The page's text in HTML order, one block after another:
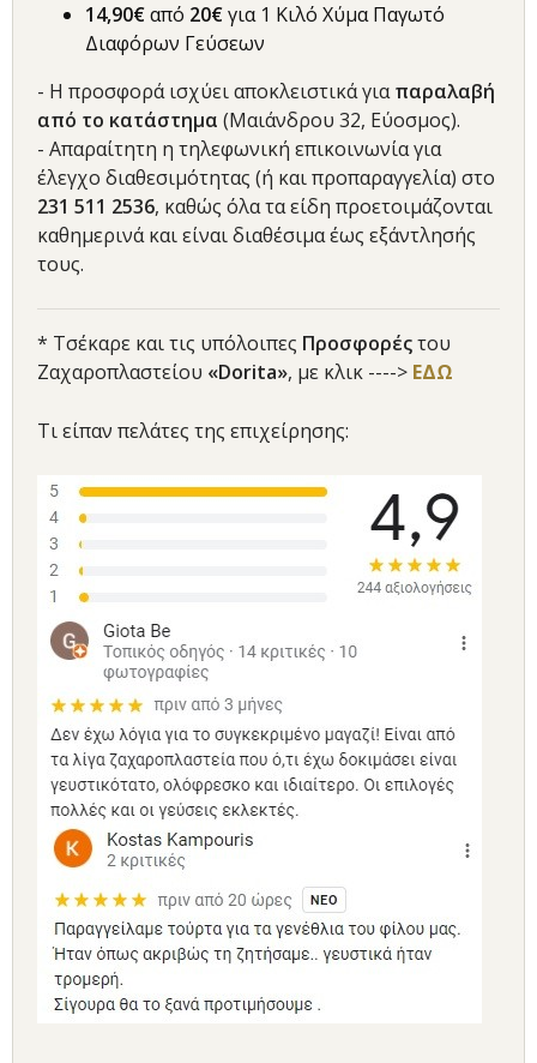
14,90€από 20€για 1 Κιλό Χύμα Παγωτό
Διαφόρων Γεύσεων
- Η προσφορά ισχύει αποκλειστικά γιαπαραλαβή
από το κατάστημα (Μαιάνδρου 32, Εύοσμος).
- Απαραίτητη η τηλεφωνική επικοινωνία για
έλεγχο διαθεσιμότητας (ή και προπαραγγελία) στο
231 511 2536, καθώς όλα τα είδη προετοιμάζονται
καθημερινά και είναι διαθέσιμα έως εξάντλησής
τους.
* Τσέκαρε και τις υπόλοιπες Προσφορέςτου
Ζαχαροπλαστείου «Dorita», με κλικ ----> ΕΔΩ
Τι είπαν πελάτες της επιχείρησης: